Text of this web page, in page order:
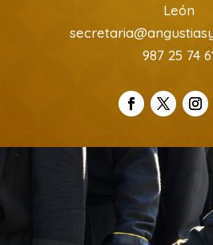
León
987 25 74